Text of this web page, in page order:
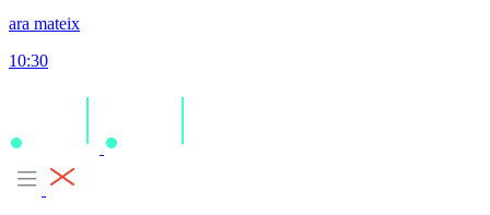
ara mateix
10:30